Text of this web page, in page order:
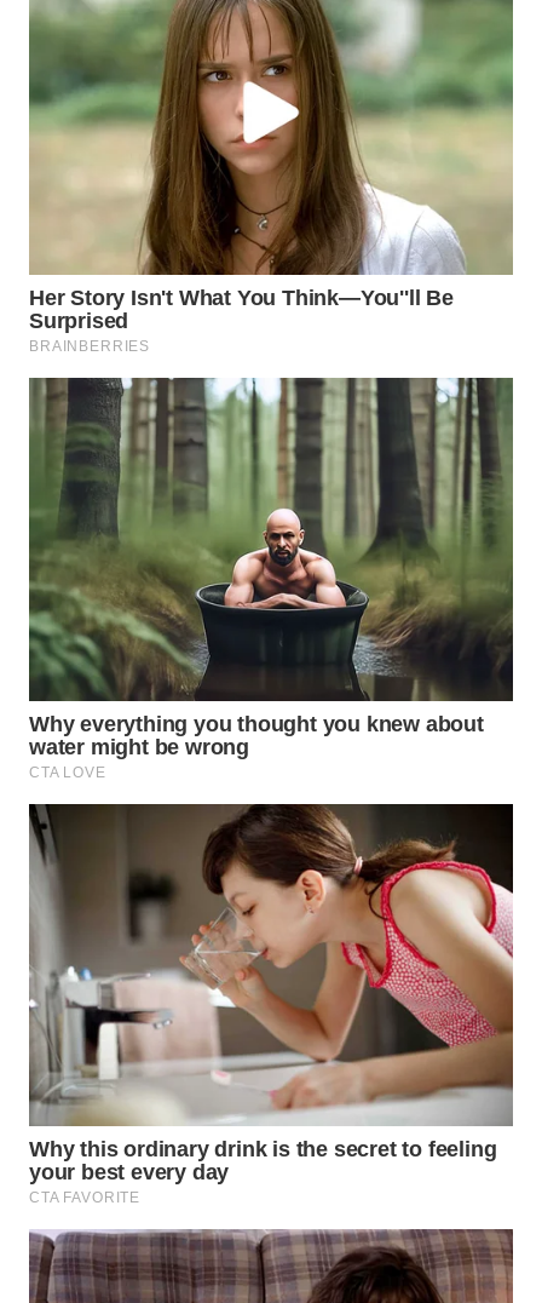
WN
TANGERANG
WN
BINJAI
WN
INDRAMAYU
KUNINGAN
WN
MAJALENGKA
WN
SUBANG
WN
SUKABUMI
WN
PURWAKARTA
PRIANGAN
WN
SOLO
WN
BOROBUDUR
WN
MADURA
WN